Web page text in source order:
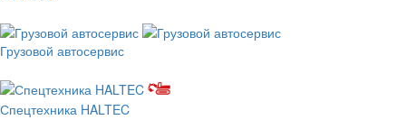
Грузовой автосервис
Спецтехника HALTEC